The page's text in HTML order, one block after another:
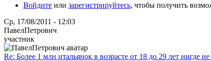
Войдите или зарегистрируйтесь, чтобы получить
Ср, 17/08/2011 - 12:03
ПавелПетрович
участник
Re: Более 1 млн итальянок в возрасте от 18 до 29 лет нигде не